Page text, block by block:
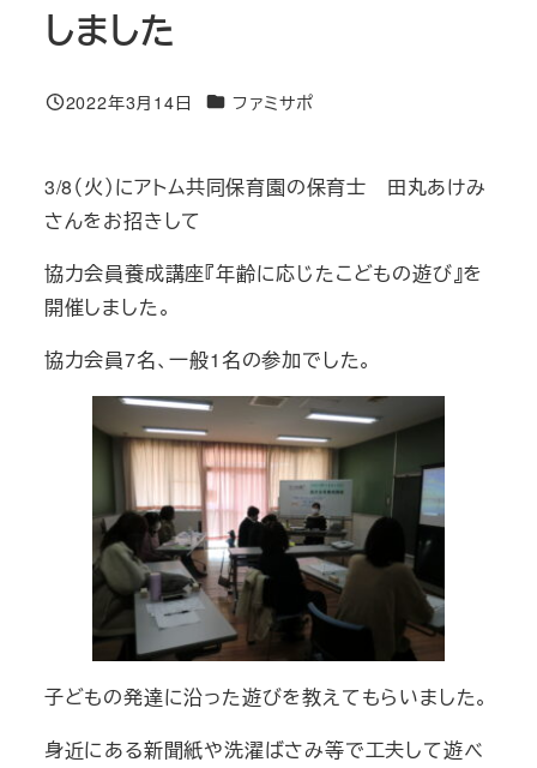
しました
投稿日
2022年3月14日 カテゴリー
ファミサポ
3/8（火）にアトム共同保育園の保育士 田丸あけみ
さんをお招きして
協力会員養成講座『年齢に応じたこどもの遊び』を
開催しました。
協力会員7名、一般1名の参加でした。
子どもの発達に沿った遊びを教えてもらいました。
身近にある新聞紙や洗濯ばさみ等で工夫して遊べ